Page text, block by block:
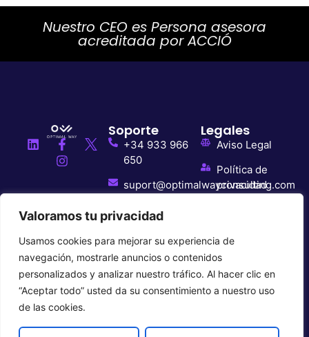
Valoramos tu privacidad
Usamos cookies para mejorar su experiencia de
navegación, mostrarle anuncios o contenidos
personalizados y analizar nuestro tráfico. Al hacer clic en
“Aceptar todo” usted da su consentimiento a nuestro uso
de las cookies.
Nuestro CEO es Persona asesora
acreditada por ACCIÓ
Legales
Aviso Legal
Política de
privacidad
Soporte
+34 933 966
650
suport@optimalwayconsulting.com
Rambla de
Guipúscoa, 27,
3r 08018
Barcelona